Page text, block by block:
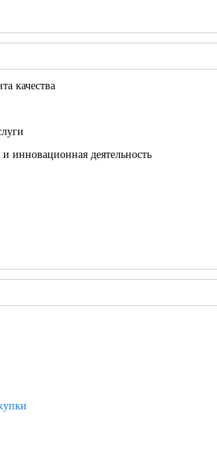
качества
инновационная деятельность